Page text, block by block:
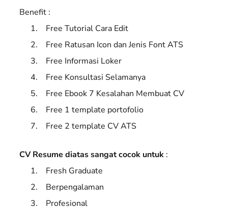
Benefit :
Free Tutorial Cara Edit
Free Ratusan Icon dan Jenis Font ATS
Free Informasi Loker
Free Konsultasi Selamanya
Free Ebook 7 Kesalahan Membuat CV
Free 1 template portofolio
Free 2 template CV ATS
CV Resume diatas sangat cocok untuk :
Fresh Graduate
Berpengalaman
Profesional